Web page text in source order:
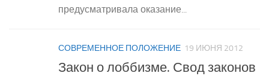
предусматривала оказание...
СОВРЕМЕННОЕ ПОЛОЖЕНИЕ 19 ИЮНЯ 2012
Закон о лоббизме. Свод законов